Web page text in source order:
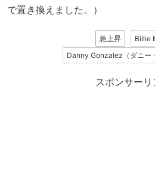
で置き換えました。）
急上昇
Billie
Danny Gonzalez（ダニー
スポンサーリ